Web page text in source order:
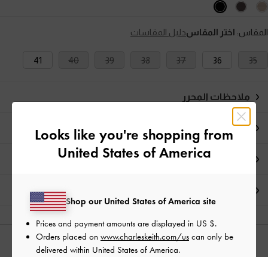
المقاس: اختر المقاسدليل المقاسات
35
36
37
38
39
40
41
ملاحظات المحرر
تفاصيل المنتج
العروض الحصرية
قد يعجبك آيضاً
Looks like you're shopping from
United States of America
Shop our United States of America site
Prices and payment amounts are displayed in US $.
Orders placed on www.charleskeith.com/us can only be
delivered within United States of America.